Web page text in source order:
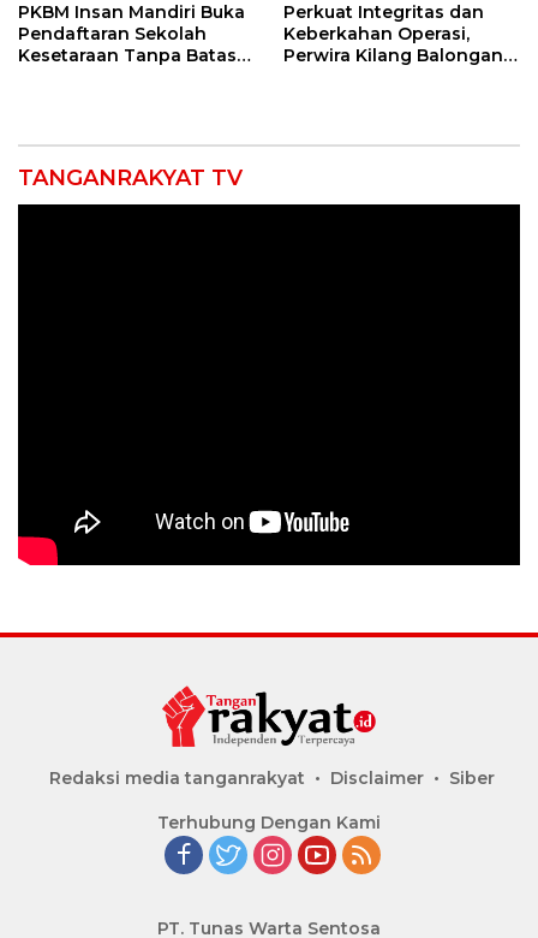
PKBM Insan Mandiri Buka
Pendaftaran Sekolah
Kesetaraan Tanpa Batas
Perkuat Integritas dan
Keberkahan Operasi,
Perwira Kilang Balongan
TANGANRAKYAT TV
Redaksi media tanganrakyat Disclaimer Siber
Terhubung Dengan Kami
PT. Tunas Warta Sentosa